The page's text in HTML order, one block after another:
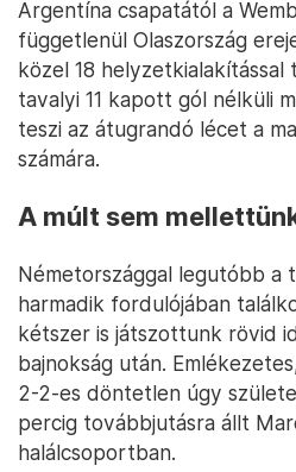
Argentína csapatától a
függetlenül Olaszország
közel 18
tavalyi 11 kapott gól nélküli
teszi az átugrandó lécet a
számára.
A múlt sem
Németországgal legutóbb a
harmadik fordulójában
kétszer is játszottunk rövid
bajnokság után.
2-2-es döntetlen úgy
percig továbbjutásra állt
halálcsoportban.